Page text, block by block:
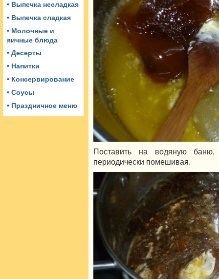
• Выпечка несладкая
• Выпечка сладкая
• Молочные и
яичные блюда
• Десерты
• Напитки
• Консервирование
• Соусы
• Праздничное меню
Поставить на водяную
периодически помешивая.